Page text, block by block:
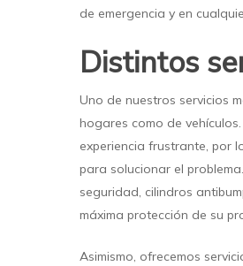
de emergencia y en
Distintos
Uno de nuestros servicios
hogares como de
experiencia frustrante, por
para solucionar el
seguridad, cilindros
máxima protección de su
Asimismo, ofrecemos